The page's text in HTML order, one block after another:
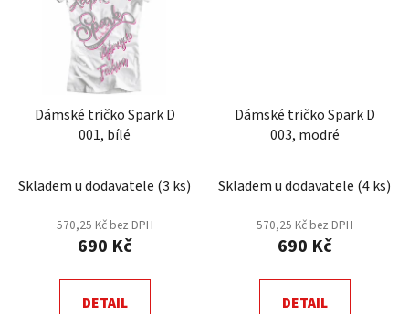
Dámské tričko Spark D
001, bílé
Skladem u dodavatele (3 ks)
570,25 Kč bez DPH
690 Kč
DETAIL
Dámské tričko Spark D
003, modré
Skladem u dodavatele (4 ks)
570,25 Kč bez DPH
690 Kč
DETAIL